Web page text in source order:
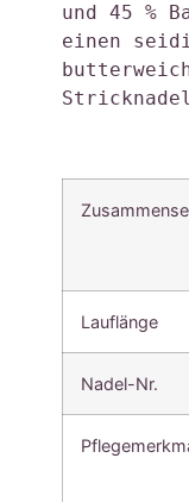
und 45 %
einen
Lauflänge
Nadel-Nr.